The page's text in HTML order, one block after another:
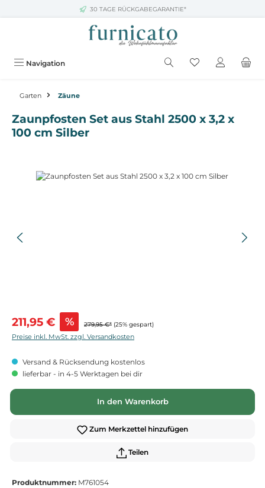
Zum Hauptinhalt springen30 TAGE RÜCKGABEGARANTIE*
Navigation
Garten Zäune
Zaunpfosten Set aus Stahl 2500 x 3,2 x
100 cm Silber
Bildergalerie überspringen
Verkaufspreis:
211,95 € % 279,95 €* (25% gespart)
Preise inkl. MwSt. zzgl. Versandkosten
Versand & Rücksendung kostenlos
lieferbar - in 4-5 Werktagen bei dir
In den Warenkorb
Zum Merkzettel hinzufügen
Teilen
Produktnummer: M761054